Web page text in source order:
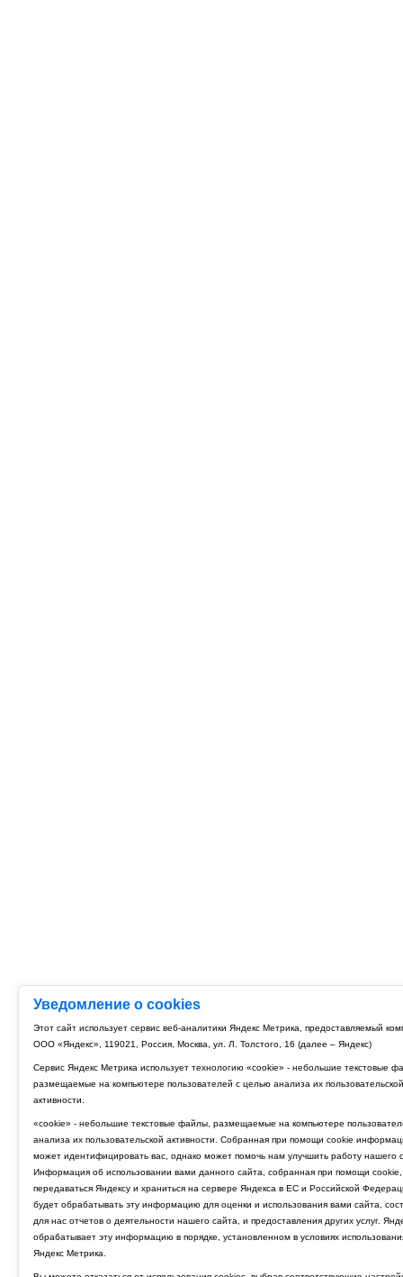
Уведомление о cookies
Этот сайт использует сервис веб-аналитики Яндекс Метрика, предоставляемый
ООО «Яндекс», 119021, Россия, Москва, ул. Л. Толстого, 16 (далее – Яндекс)
Сервис Яндекс Метрика использует технологию «cookie» - небольшие текстовые
размещаемые на компьютере пользователей с целью анализа их пользовательской
активности.
«cookie» - небольшие текстовые файлы, размещаемые на компьютере
анализа их пользовательской активности. Собранная при помощи cookie
может идентифицировать вас, однако может помочь нам улучшить работу нашего
Информация об использовании вами данного сайта, собранная при помощи cookie,
передаваться Яндексу и храниться на сервере Яндекса в ЕС и Российской
будет обрабатывать эту информацию для оценки и использования вами сайта,
для нас отчетов о деятельности нашего сайта, и предоставления других услуг.
обрабатывает эту информацию в порядке, установленном в условиях
Яндекс Метрика.